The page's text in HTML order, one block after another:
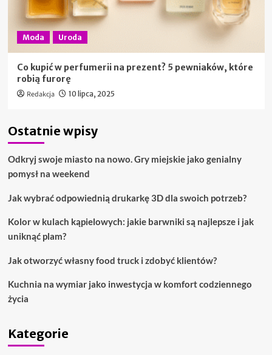
Moda Uroda
Co kupić w perfumerii na prezent? 5 pewniaków, które
robią furorę
Redakcja 10 lipca, 2025
Ostatnie wpisy
Odkryj swoje miasto na nowo. Gry miejskie jako genialny
pomysł na weekend
Jak wybrać odpowiednią drukarkę 3D dla swoich potrzeb?
Kolor w kulach kąpielowych: jakie barwniki są najlepsze i jak
uniknąć plam?
Jak otworzyć własny food truck i zdobyć klientów?
Kuchnia na wymiar jako inwestycja w komfort codziennego
życia
Kategorie